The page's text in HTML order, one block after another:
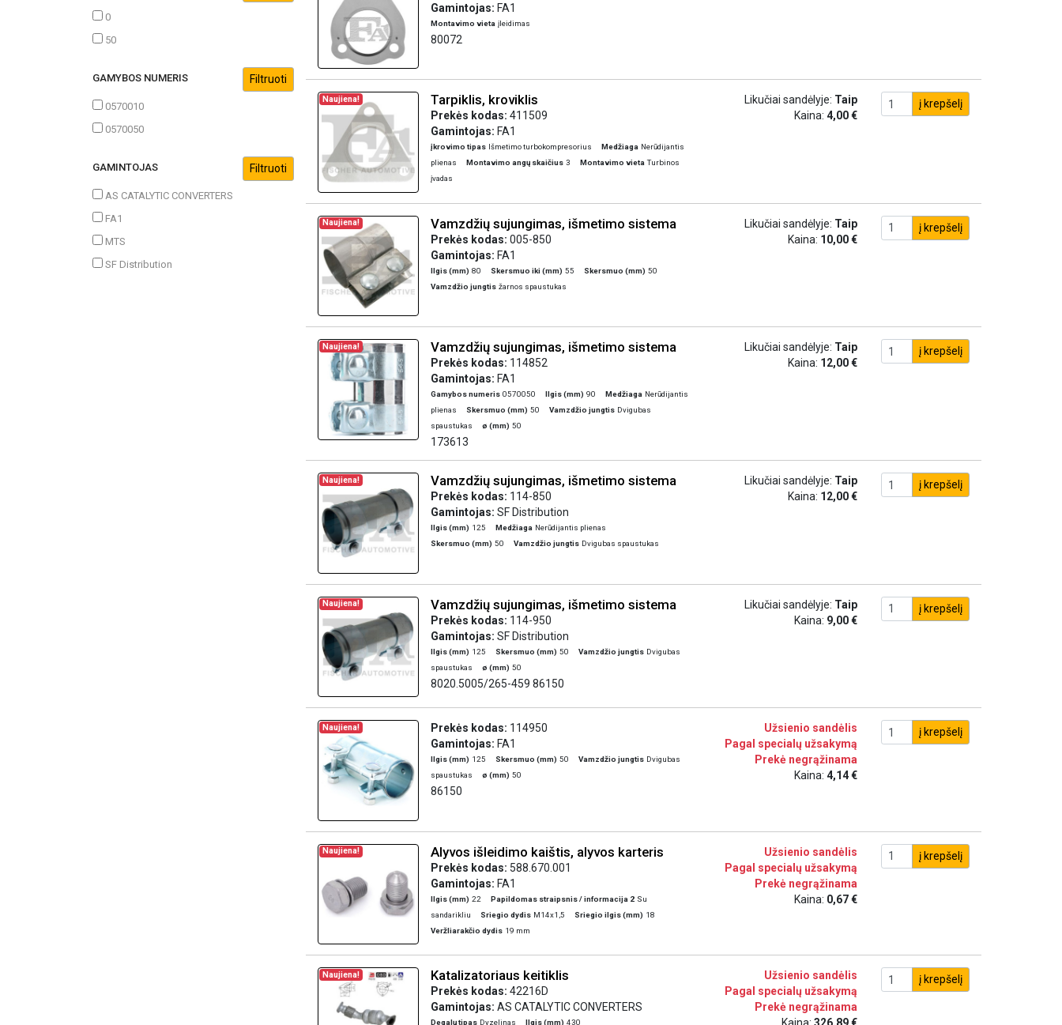
0
50
GAMYBOS NUMERIS
0570010
0570050
GAMINTOJAS
AS CATALYTIC CONVERTERS
FA1
MTS
SF Distribution
Gamintojas: FA1
Montavimo vieta įleidimas
80072
Naujiena! Tarpiklis, kroviklis
Prekės kodas: 411509
Gamintojas: FA1
įkrovimo tipas Išmetimo turbokompresorius Medžiaga Nerūdijantis
plienas
Montavimo angų skaičius 3 Montavimo vieta Turbinos
įvadas
Likučiai sandėlyje: Taip
Kaina: 4,00 €
į krepšelį
Naujiena! Vamzdžių sujungimas, išmetimo sistema
Prekės kodas: 005-850
Gamintojas: FA1
Ilgis (mm) 80 Skersmuo iki (mm) 55 Skersmuo (mm) 50
Vamzdžio jungtis žarnos spaustukas
Likučiai sandėlyje: Taip
Kaina: 10,00 €
į krepšelį
Naujiena! Vamzdžių sujungimas, išmetimo sistema
Prekės kodas: 114852
Gamintojas: FA1
Gamybos numeris 0570050 Ilgis (mm) 90 Medžiaga Nerūdijantis
plienas
Skersmuo (mm) 50 Vamzdžio jungtis Dvigubas
spaustukas
ø (mm) 50
173613
Likučiai sandėlyje: Taip
Kaina: 12,00 €
į krepšelį
Naujiena! Vamzdžių sujungimas, išmetimo sistema
Prekės kodas: 114-850
Gamintojas: SF Distribution
Ilgis (mm) 125 Medžiaga Nerūdijantis plienas
Skersmuo (mm) 50 Vamzdžio jungtis Dvigubas spaustukas
Likučiai sandėlyje: Taip
Kaina: 12,00 €
į krepšelį
Naujiena! Vamzdžių sujungimas, išmetimo sistema
Prekės kodas: 114-950
Gamintojas: SF Distribution
Ilgis (mm) 125 Skersmuo (mm) 50 Vamzdžio jungtis Dvigubas
spaustukas
ø (mm) 50
8020.5005/265-459 86150
Likučiai sandėlyje: Taip
Kaina: 9,00 €
į krepšelį
Naujiena! Prekės kodas: 114950
Gamintojas: FA1
Ilgis (mm) 125 Skersmuo (mm) 50 Vamzdžio jungtis Dvigubas
spaustukas
ø (mm) 50
86150
Užsienio sandėlis
Pagal specialų užsakymą
Prekė negrąžinama
Kaina: 4,14 €
į krepšelį
Naujiena! Alyvos išleidimo kaištis, alyvos karteris
Prekės kodas: 588.670.001
Gamintojas: FA1
Ilgis (mm) 22 Papildomas straipsnis / informacija 2 Su
sandarikliu
Sriegio dydis M14x1,5 Sriegio ilgis (mm) 18
Veržliarakčio dydis 19 mm
Užsienio sandėlis
Pagal specialų užsakymą
Prekė negrąžinama
Kaina: 0,67 €
į krepšelį
Naujiena! Katalizatoriaus keitiklis
Prekės kodas: 42216D
Gamintojas: AS CATALYTIC CONVERTERS
Degalų tipas Dyzelinas Ilgis (mm) 430
Užsienio sandėlis
Pagal specialų užsakymą
Prekė negrąžinama
į krepšelį